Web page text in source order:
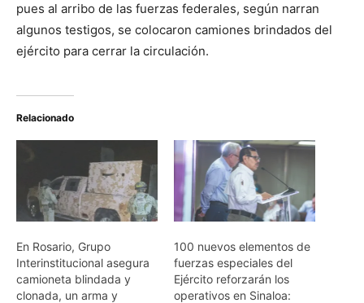
pues al arribo de las fuerzas federales, según narran
algunos testigos, se colocaron camiones brindados del
ejército para cerrar la circulación.
Relacionado
En Rosario, Grupo
Interinstitucional asegura
camioneta blindada y
clonada, un arma y
100 nuevos elementos de
fuerzas especiales del
Ejército reforzarán los
operativos en Sinaloa: